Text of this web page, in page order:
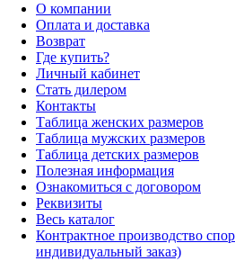
О компании
Оплата и доставка
Возврат
Где купить?
Личный кабинет
Стать дилером
Контакты
Таблица женских размеров
Таблица мужских размеров
Таблица детских размеров
Полезная информация
Ознакомиться с договором
Реквизиты
Весь каталог
Контрактное производство
индивидуальный заказ)